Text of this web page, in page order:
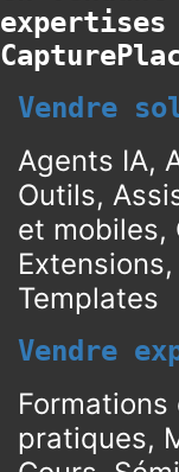
Vendre
Agents IA,
Outils,
et mobiles,
Templates
Vendre
pratiques,